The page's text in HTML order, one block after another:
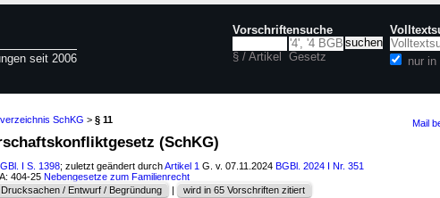
seit 2006
Vorschriftensuche
§ / Artikel Gesetz nur in
SchKG > § 11 Mail
(SchKG)
I S. 1398; zuletzt geändert durchArtikel 1 G. v. 07.11.2024 BGBl. 2024 I Nr. 351
404-25 Nebengesetze zum Familienrecht
Drucksachen / Entwurf / Begründung | wird in 65 Vorschriften zitiert